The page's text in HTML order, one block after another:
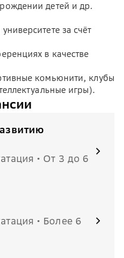
детей и др.
за счёт
в качестве
комьюнити, клубы
игры).
• От 3 до 6
• Более 6